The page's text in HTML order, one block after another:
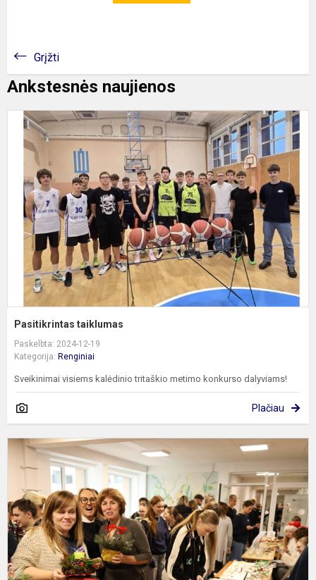
Grįžti
Ankstesnės naujienos
Pasitikrintas taiklumas
Paskelbta: 2024-12-19
Kategorija: Renginiai
Sveikinimai visiems kalėdinio tritaškio metimo konkurso dalyviams!
Plačiau